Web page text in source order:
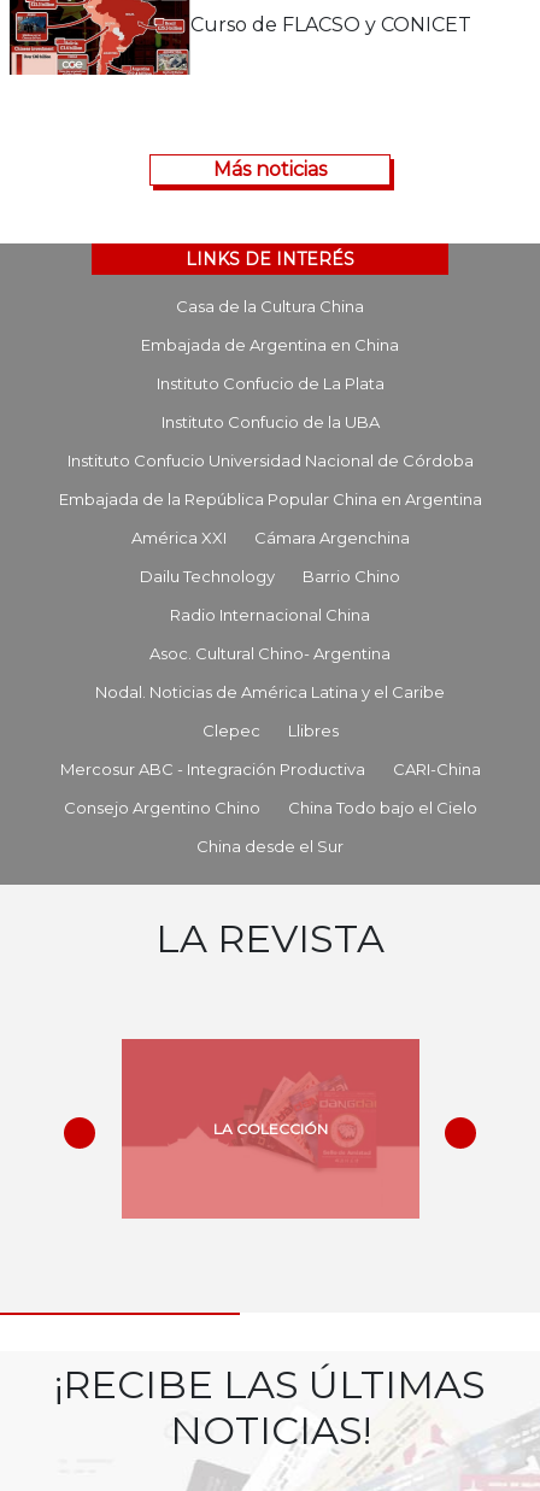
Curso de FLACSO y CONICET
Más noticias
LINKS DE INTERÉS
Casa de la Cultura China
Embajada de Argentina en China
Instituto Confucio de La Plata
Instituto Confucio de la UBA
Instituto Confucio Universidad Nacional de Córdoba
Embajada de la República Popular China en Argentina
América XXI
Cámara Argenchina
Dailu Technology
Barrio Chino
Radio Internacional China
Asoc. Cultural Chino- Argentina
Nodal. Noticias de América Latina y el Caribe
Clepec
Llibres
Mercosur ABC - Integración Productiva
CARI-China
Consejo Argentino Chino
China Todo bajo el Cielo
China desde el Sur
LA REVISTA
LA COLECCIÓN
¡RECIBE LAS ÚLTIMAS
NOTICIAS!